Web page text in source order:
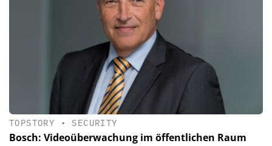
TOPSTORY • SECURITY
Bosch: Videoüberwachung im öffentlichen Raum